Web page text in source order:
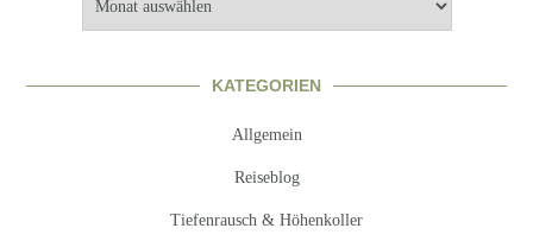
KATEGORIEN
Allgemein
Reiseblog
Tiefenrausch & Höhenkoller